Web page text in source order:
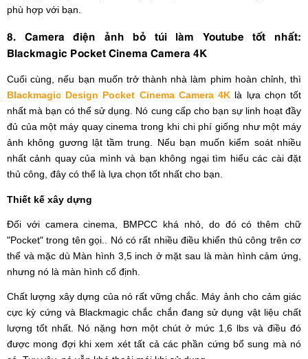
phù hợp với bạn.
8. Camera điện ảnh bỏ túi làm Youtube tốt nhất:
Blackmagic Pocket Cinema Camera 4K
Cuối cùng, nếu bạn muốn trở thành nhà làm phim hoàn chỉnh, thì
Blackmagic Design Pocket Cinema Camera 4K là lựa chọn tốt
nhất mà bạn có thể sử dụng. Nó cung cấp cho bạn sự linh hoạt đầy
đủ của một máy quay cinema trong khi chi phí giống như một máy
ảnh không gương lật tầm trung. Nếu bạn muốn kiểm soát nhiều
nhất cảnh quay của mình và bạn không ngại tìm hiểu các cài đặt
thủ công, đây có thể là lựa chọn tốt nhất cho bạn.
Thiết kế xây dựng
Đối với camera cinema, BMPCC khá nhỏ, do đó có thêm chữ
"Pocket" trong tên gọi.. Nó có rất nhiều điều khiển thủ công trên cơ
thể và mặc dù Màn hình 3,5 inch ở mặt sau là màn hình cảm ứng,
nhưng nó là màn hình cố định.
Chất lượng xây dựng của nó rất vững chắc. Máy ảnh cho cảm giác
cực kỳ cứng và Blackmagic chắc chắn đang sử dụng vật liệu chất
lượng tốt nhất. Nó nặng hơn một chút ở mức 1,6 lbs và điều đó
được mong đợi khi xem xét tất cả các phần cứng bổ sung mà nó